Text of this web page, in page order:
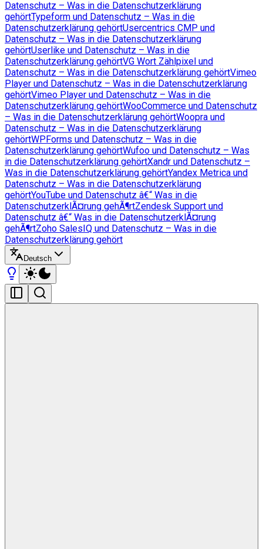
Datenschutz – Was in die Datenschutzerklärung
gehörtTypeform und Datenschutz – Was in die
Datenschutzerklärung gehörtUsercentrics CMP und
Datenschutz – Was in die Datenschutzerklärung
gehörtUserlike und Datenschutz – Was in die
Datenschutzerklärung gehörtVG Wort Zählpixel und
Datenschutz – Was in die Datenschutzerklärung gehörtVimeo
Player und Datenschutz – Was in die Datenschutzerklärung
gehörtVimeo Player und Datenschutz – Was in die
Datenschutzerklärung gehörtWooCommerce und Datenschutz
– Was in die Datenschutzerklärung gehörtWoopra und
Datenschutz – Was in die Datenschutzerklärung
gehörtWPForms und Datenschutz – Was in die
Datenschutzerklärung gehörtWufoo und Datenschutz – Was
in die Datenschutzerklärung gehörtXandr und Datenschutz –
Was in die Datenschutzerklärung gehörtYandex Metrica und
Datenschutz – Was in die Datenschutzerklärung
gehörtYouTube und Datenschutz â€“ Was in die
DatenschutzerklÃ¤rung gehÃ¶rtZendesk Support und
Datenschutz â€“ Was in die DatenschutzerklÃ¤rung
gehÃ¶rtZoho SalesIQ und Datenschutz – Was in die
Datenschutzerklärung gehört
Deutsch